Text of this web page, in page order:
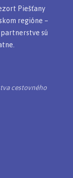
Piešťany
regióne –
sú
cestovného